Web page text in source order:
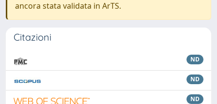
ancora stata validata in ArTS.
Citazioni
ND
ND
ND